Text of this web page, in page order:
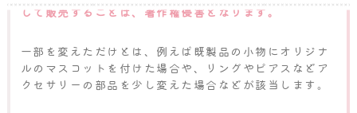
して販売することは、著作権侵害となります。
一部を変えただけとは、例えば既製品の小物にオリジナ
ルのマスコットを付けた場合や、リングやピアスなどア
クセサリーの部品を少し変えた場合などが該当します。